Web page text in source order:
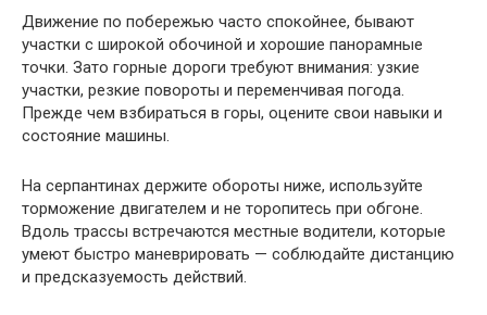
Движение по побережью часто спокойнее, бывают
участки с широкой обочиной и хорошие панорамные
точки. Зато горные дороги требуют внимания: узкие
участки, резкие повороты и переменчивая погода.
Прежде чем взбираться в горы, оцените свои навыки и
состояние машины.
На серпантинах держите обороты ниже, используйте
торможение двигателем и не торопитесь при обгоне.
Вдоль трассы встречаются местные водители, которые
умеют быстро маневрировать — соблюдайте дистанцию
и предсказуемость действий.